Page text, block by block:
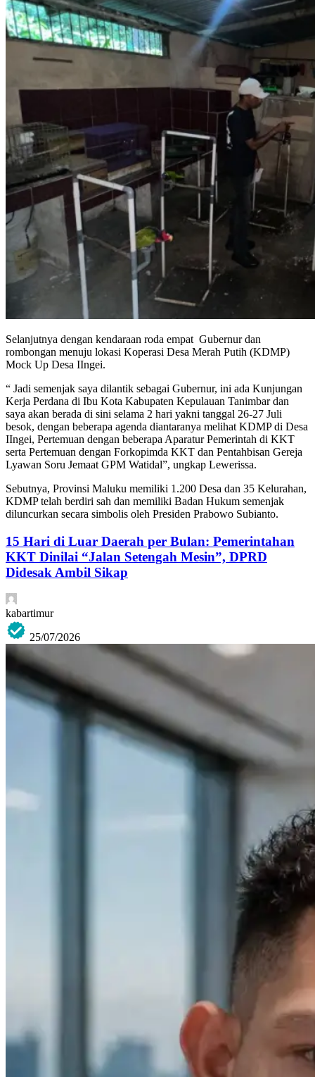
Selanjutnya dengan kendaraan roda empat Gubernur dan
rombongan menuju lokasi Koperasi Desa Merah Putih (KDMP)
Mock Up Desa IIngei.
“ Jadi semenjak saya dilantik sebagai Gubernur, ini ada Kunjungan
Kerja Perdana di Ibu Kota Kabupaten Kepulauan Tanimbar dan
saya akan berada di sini selama 2 hari yakni tanggal 26-27 Juli
besok, dengan beberapa agenda diantaranya melihat KDMP di Desa
IIngei, Pertemuan dengan beberapa Aparatur Pemerintah di KKT
serta Pertemuan dengan Forkopimda KKT dan Pentahbisan Gereja
Lyawan Soru Jemaat GPM Watidal”, ungkap Lewerissa.
Sebutnya, Provinsi Maluku memiliki 1.200 Desa dan 35 Kelurahan,
KDMP telah berdiri sah dan memiliki Badan Hukum semenjak
diluncurkan secara simbolis oleh Presiden Prabowo Subianto.
15 Hari di Luar Daerah per Bulan: Pemerintahan
KKT Dinilai “Jalan Setengah Mesin”, DPRD
Didesak Ambil Sikap
kabartimur
25/07/2026